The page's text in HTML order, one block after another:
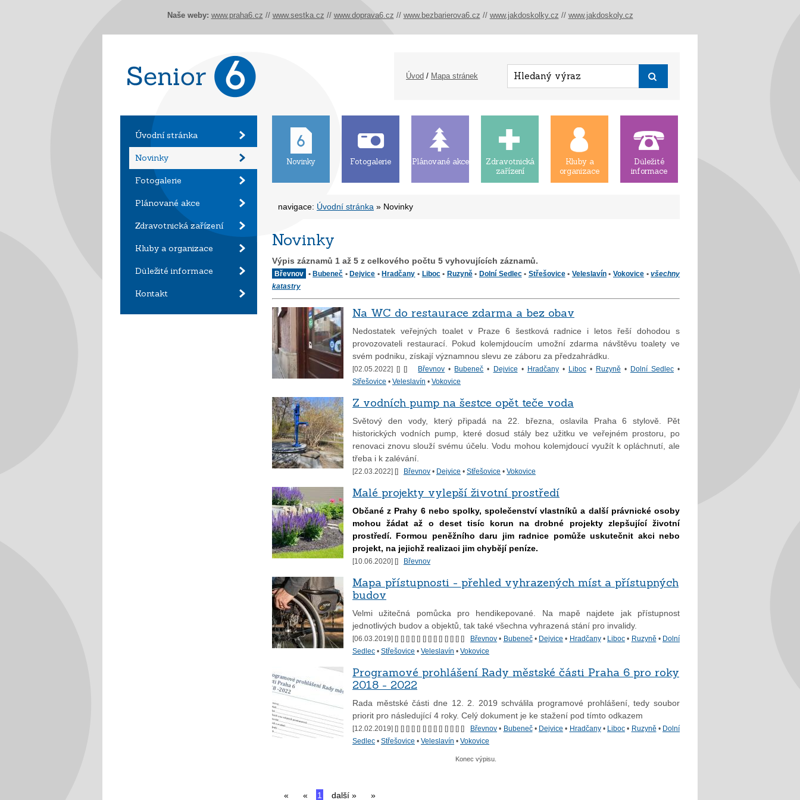
Úvod / Mapa stránek
Úvodní stránka
Novinky
Fotogalerie
Plánované akce
Zdravotnická zařízení
Kluby a organizace
Důležité informace
Kontakt
Novinky Fotogalerie Plánované akce
Zdravotnická
zařízení
Kluby a
organizace
Důležité
informace
navigace: Úvodní stránka » Novinky
Novinky
Výpis záznamů 1 až 5 z celkového počtu 5 vyhovujících záznamů.
Břevnov •Bubeneč •Dejvice •Hradčany • Liboc• Ruzyně• Dolní Sedlec• Střešovice• Veleslavín• Vokovice•všechny
katastry
Na WC do restaurace zdarma a bez obav
Nedostatek veřejných toalet v Praze 6 šestková radnice i letos řeší dohodou s
provozovateli restaurací. Pokud kolemjdoucím umožní zdarma návštěvu toalety ve
svém podniku, získají významnou slevu ze záboru za předzahrádku.
[02.05.2022] [] [] Břevnov • Bubeneč • Dejvice • Hradčany• Liboc• Ruzyně • Dolní Sedlec •
Střešovice • Veleslavín • Vokovice
Z vodních pump na šestce opět teče voda
Světový den vody, který připadá na 22. března, oslavila Praha 6 stylově. Pět
historických vodních pump, které dosud stály bez užitku ve veřejném prostoru, po
renovaci znovu slouží svému účelu. Vodu mohou kolemjdoucí využít k opláchnutí, ale
třeba i k zalévání.
[22.03.2022] [] Břevnov • Dejvice • Střešovice • Vokovice
Malé projekty vylepší životní prostředí
Občané z Prahy 6 nebo spolky, společenství vlastníků a další právnické osoby
mohou žádat až o deset tisíc korun na drobné projekty zlepšující životní
prostředí. Formou peněžního daru jim radnice pomůže uskutečnit akci nebo
projekt, na jejichž realizaci jim chybějí peníze.
[10.06.2020] [] Břevnov
Mapa přístupnosti - přehled vyhrazených míst a přístupných
budov
Velmi užitečná pomůcka pro hendikepované. Na mapě najdete jak přístupnost
jednotlivých budov a objektů, tak také všechna vyhrazená stání pro invalidy.
[06.03.2019] [] [] [] [] [] [] [] [] [] [] [] [] [] Břevnov • Bubeneč• Dejvice • Hradčany• Liboc • Ruzyně • Dolní
Sedlec • Střešovice • Veleslavín • Vokovice
Programové prohlášení Rady městské části Praha 6 pro roky
2018 - 2022
Rada městské části dne 12. 2. 2019 schválila programové prohlášení, tedy soubor
priorit pro následující 4 roky. Celý dokument je ke stažení pod tímto odkazem
[12.02.2019] [] [] [] [] [] [] [] [] [] [] [] [] [] Břevnov • Bubeneč• Dejvice • Hradčany• Liboc • Ruzyně • Dolní
Sedlec • Střešovice • Veleslavín • Vokovice
Konec výpisu.
« « 1 další » »
Naše weby: www.praha6.cz // www.sestka.cz // www.doprava6.cz // www.bezbarierova6.cz // www.jakdoskolky.cz // www.jakdoskoly.cz